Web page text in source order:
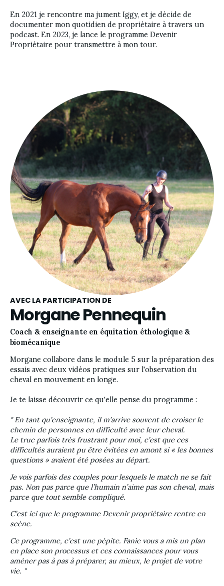
En 2021 je rencontre ma jument Iggy, et je décide de
documenter mon quotidien de propriétaire à travers un
podcast. En 2023, je lance le programme Devenir
Propriétaire pour transmettre à mon tour.
AVEC LA PARTICIPATION DE
Morgane Pennequin
Coach & enseignante en équitation éthologique &
biomécanique
Morgane collabore dans le module 5 sur la préparation des
essais avec deux vidéos pratiques sur l'observation du
cheval en mouvement en longe.
Je te laisse découvrir ce qu'elle pense du programme :
" En tant qu’enseignante, il m’arrive souvent de croiser le
chemin de personnes en difficulté avec leur cheval.
Le truc parfois très frustrant pour moi, c’est que ces
difficultés auraient pu être évitées en amont si « les bonnes
questions » avaient été posées au départ.
Je vois parfois des couples pour lesquels le match ne se fait
pas. Non pas parce que l’humain n’aime pas son cheval, mais
parce que tout semble compliqué.
C’est ici que le programme Devenir propriétaire rentre en
scène.
Ce programme, c’est une pépite. Fanie vous a mis un plan
en place son processus et ces connaissances pour vous
amèner pas à pas à préparer, au mieux, le projet de votre
vie. "